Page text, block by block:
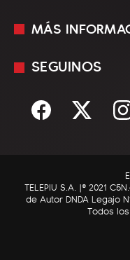
En Vivo
Sociedad
C5N Autos
RatingCero
MÁS
Mediakit
Términos y
SEGUINOS
TELEPIU S.A. |© 2021
de Autor DNDA Legajo
Todos